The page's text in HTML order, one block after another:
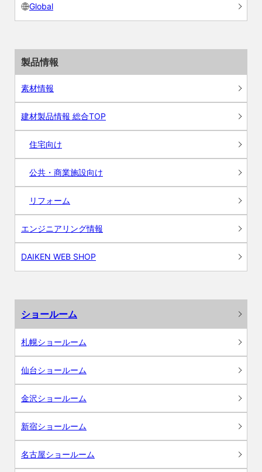
Global
製品情報
素材情報
建材製品情報 総合TOP
住宅向け
公共・商業施設向け
リフォーム
エンジニアリング情報
DAIKEN WEB SHOP
ショールーム
札幌ショールーム
仙台ショールーム
金沢ショールーム
新宿ショールーム
名古屋ショールーム